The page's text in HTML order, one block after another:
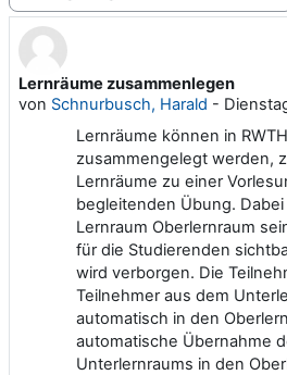
Lernräume zusammenlegen
von Schnurbusch, Harald -
Anzahl Antworten: 0
Lernräume können in
zusammengelegt werden,
Lernräume zu einer
begleitenden Übung.
Lernraum Oberlernraum
für die Studierenden
wird verborgen. Die
Teilnehmer aus dem
automatisch in den
automatische Übernahme
Unterlernraums in den